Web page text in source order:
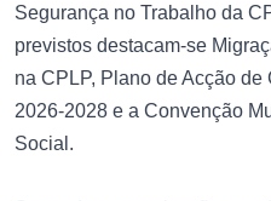
Segurança no Trabalho da
previstos destacam-se
na CPLP, Plano de Acção de
2026-2028 e a Convenção
Social.